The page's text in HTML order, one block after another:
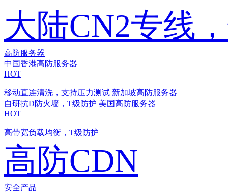
大陆CN2专线
高防服务器
中国香港高防服务器
HOT
移动直连清洗，支持压力测试 新加坡高防服务器
自研抗D防火墙，T级防护 美国高防服务器
HOT
高带宽负载均衡，T级防护
高防CDN
安全产品